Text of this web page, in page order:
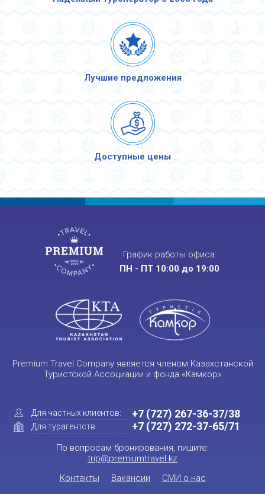
Лучшие предложения
Доступные цены
График работы офиса:
ПН - ПТ 10:00 до 19:00
Premium Travel Company является членом Казахстанской
Туристской Ассоциации и фонда «Камкор»
Для частных клиентов:
Для турагентств:
+7 (727) 267-36-37/38
+7 (727) 272-37-65/71
По вопросам бронирования, пишите:
trip@premiumtravel.kz
Контакты
Вакансии СМИ о нас